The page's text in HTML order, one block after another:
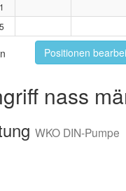
Positionen
nass
WKO DIN-Pumpe